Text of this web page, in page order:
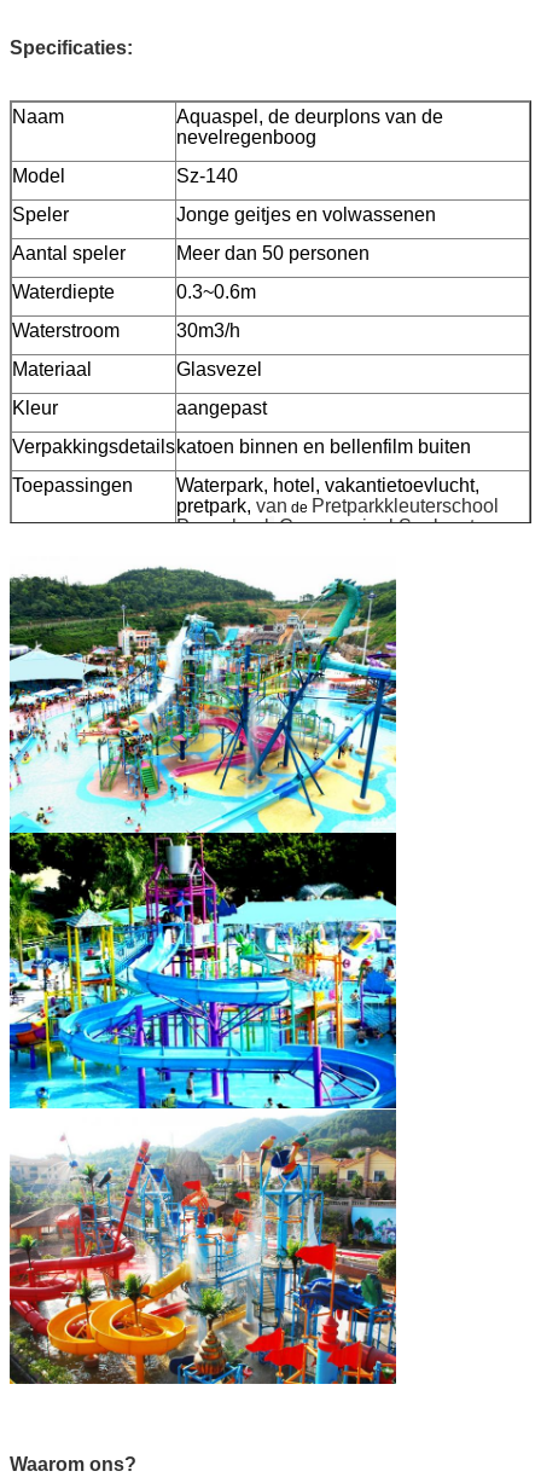
Specificaties:
Naam
Aquaspel, de deurplons van de
nevelregenboog
Model
Sz-140
Speler
Jonge geitjes en volwassenen
Aantal speler
Meer dan 50 personen
Waterdiepte
0.3~0.6m
Waterstroom
30m3/h
Materiaal
Glasvezel
Kleur
aangepast
Verpakkingsdetailskatoen binnen en bellenfilm buiten
Toepassingen
Waterpark, hotel, vakantietoevlucht,
pretpark, van de Pretparkkleuterschool
Pre-school, Commercieel Spelcentrum,
Waarom ons?